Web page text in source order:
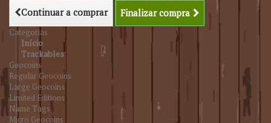
Continuar a comprar Finalizar compra
Categorias
Início
Trackables
Geocoins
Regular Geocoins
Large Geocoins
Limited Editions
Name Tags
Micro Geocoins